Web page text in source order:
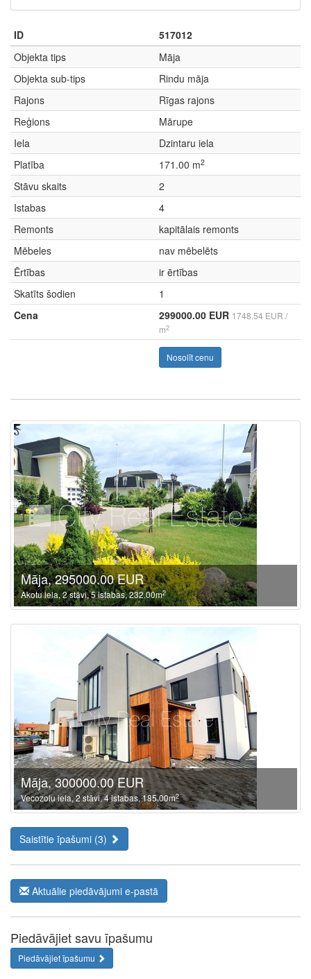
ID
517012
Objekta tips
Māja
Objekta sub-tips
Rindu māja
Rajons
Rīgas rajons
Reģions
Mārupe
Iela
Dzintaru iela
Platība
171.00 m2
Stāvu skaits
2
Istabas
4
Remonts
kapitālais remonts
Mēbeles
nav mēbelēts
Ērtības
ir ērtības
Skatīts šodien
1
Cena
299000.00 EUR 1748.54 EUR /
m2
Nosolīt cenu
Māja, 295000.00 EUR
Akotu iela, 2 stāvi, 5 istabas, 232.00m2
Māja, 300000.00 EUR
Vecozolu iela, 2 stāvi, 4 istabas, 185.00m2
Saistītie īpašumi (3)
Aktuālie piedāvājumi e-pastā
Piedāvājiet savu īpašumu
Piedāvājiet īpašumu